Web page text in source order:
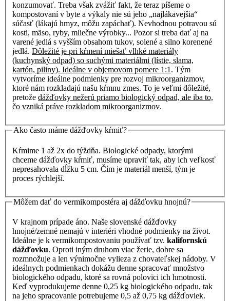
konzumovať. Treba však zvážiť fakt, že teraz píšeme o
kompostovaní v byte a výkaly nie sú jeho „najlákavejšia“
súčasť (lákajú hmyz, môžu zapáchať). Nevhodnou potravou sú
kosti, mäso, ryby, mliečne výrobky... Pozor si treba dať aj na
varené jedlá s vyšším obsahom tukov, solené a silno korenené
jedlá. Dôležité je pri kŕmení miešať vlhké materiály
(kuchynský odpad) so suchými materiálmi (lístie, slama,
kartón, piliny). Ideálne v objemovom pomere 1:1 . Tým
vytvoríme ideálne podmienky pre rozvoj mikroorganizmov,
ktoré nám rozkladajú našu kŕmnu zmes. To je veľmi dôležité,
pretože dážďovky nežerú priamo biologický odpad, ale iba to,
čo vzniká práve rozkladom mikroorganizmov.
Ako často máme dážďovky kŕmiť?
Kŕmime 1 až 2x do týždňa. Biologické odpady, ktorými
chceme dážďovky kŕmiť, musíme upraviť tak, aby ich veľkosť
nepresahovala dĺžku 5 cm. Čím je materiál menší, tým je
proces rýchlejší.
Môžem dať do vermikompostéra aj dážďovku hnojnú?
V krajnom prípade áno. Naše slovenské dážďovky
hnojné/zemné nemajú v interiéri vhodné podmienky na život.
Ideálne je k vermikompostovaniu používať tzv. kalifornskú
dážďovku. Oproti iným druhom viac žerie, dobre sa
rozmnožuje a len výnimočne vylieza z chovateľskej nádoby. V
ideálnych podmienkach dokážu denne spracovať množstvo
biologického odpadu, ktoré sa rovná polovici ich hmotnosti.
Keď vyprodukujeme denne 0,25 kg biologického odpadu, tak
na jeho spracovanie potrebujeme 0,5 až 0,75 kg dážďoviek.